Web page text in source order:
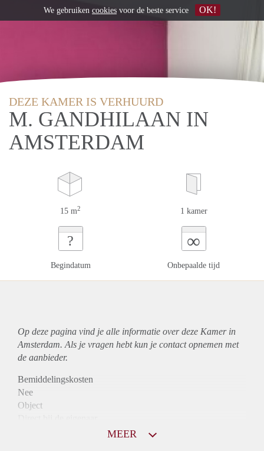
DEZE KAMER IS VERHUURD
M. GANDHILAAN IN
AMSTERDAM
15 m2 1 kamer
?
Begindatum
∞
Onbepaalde tijd
Op deze pagina vind je alle informatie over deze Kamer in
Amsterdam. Als je vragen hebt kun je contact opnemen met
de aanbieder.
Bemiddelingskosten
Nee
Object
MEER
We gebruiken cookies voor de beste service OK!